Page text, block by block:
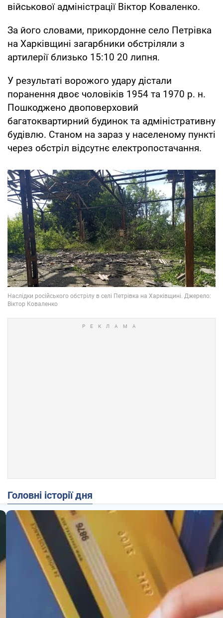
військової адміністрації Віктор Коваленко.
За його словами, прикордонне село Петрівка
на Харківщині загарбники обстріляли з
артилерії близько 15:10 20 липня.
У результаті ворожого удару дістали
поранення двоє чоловіків 1954 та 1970 р. н.
Пошкоджено двоповерховий
багатоквартирний будинок та адміністративну
будівлю. Станом на зараз у населеному пункті
через обстріл відсутнє електропостачання.
Головні історії дня